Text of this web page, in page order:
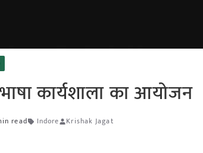
कार्यशाला का आयोजन
read Indore Krishak Jagat